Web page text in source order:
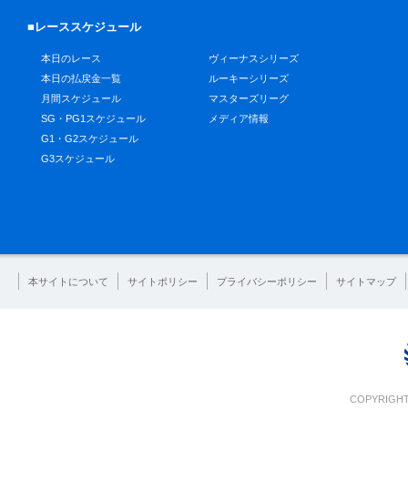
■レーススケジュール
本日のレース
本日の払戻金一覧
月間スケジュール
SG・PG1スケジュール
G1・G2スケジュール
G3スケジュール
ヴィーナスシリーズ
ルーキーシリーズ
マスターズリーグ
メディア情報
本サイトについて サイトポリシー プライバシーポリシー サイトマップ